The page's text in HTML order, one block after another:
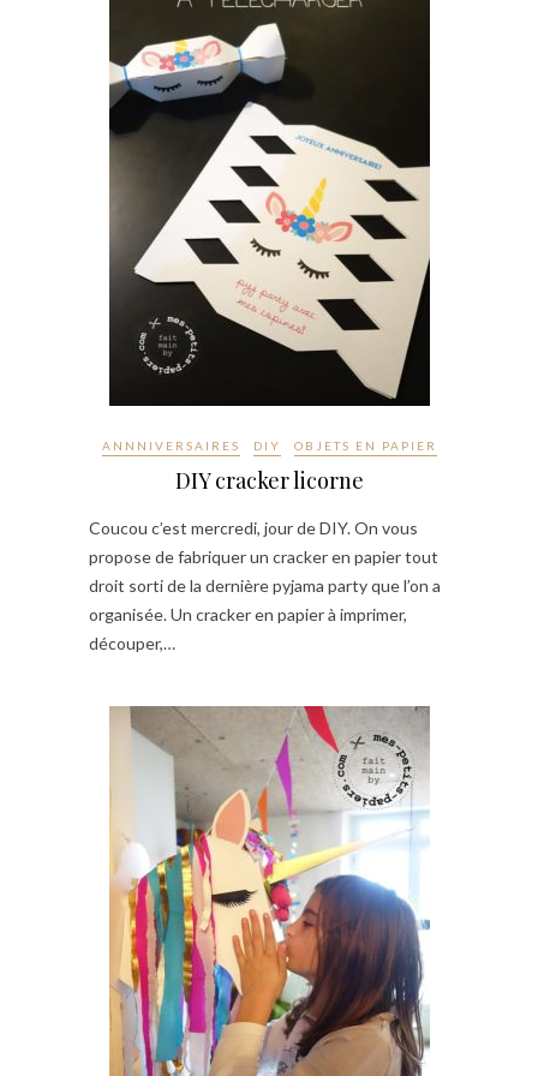
ANNNIVERSAIRES DIY OBJETS EN PAPIER
DIY cracker licorne
Coucou c’est mercredi, jour de DIY. On vous
propose de fabriquer un cracker en papier tout
droit sorti de la dernière pyjama party que l’on a
organisée. Un cracker en papier à imprimer,
découper,…